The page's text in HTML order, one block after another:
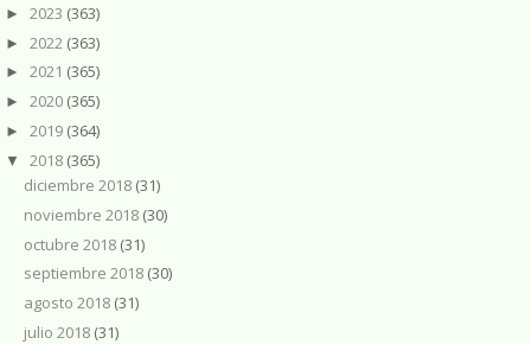
► 2023 (363)
► 2022 (363)
► 2021 (365)
► 2020 (365)
► 2019 (364)
▼ 2018 (365)
diciembre 2018 (31)
noviembre 2018 (30)
octubre 2018 (31)
septiembre 2018 (30)
agosto 2018 (31)
julio 2018 (31)